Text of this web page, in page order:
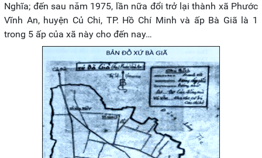
Nghĩa; đến sau năm 1975, lần nữa đổi trở lại thành xã Phước
Vĩnh An, huyện Củ Chi, TP. Hồ Chí Minh và ấp Bà Giã là 1
trong 5 ấp của xã này cho đến nay…